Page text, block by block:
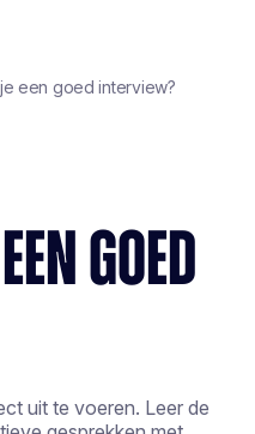
een goed interview?
GOED
uit te voeren. Leer de